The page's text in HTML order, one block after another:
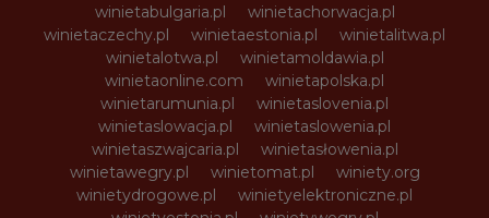
winietabulgaria.pl
winietachorwacja.pl
winietaczechy.pl
winietaestonia.pl
winietalitwa.pl
winietalotwa.pl
winietamoldawia.pl
winietaonline.com
winietapolska.pl
winietarumunia.pl
winietaslovenia.pl
winietaslowacja.pl
winietaslowenia.pl
winietaszwajcaria.pl
winietasłowenia.pl
winietawegry.pl
winietomat.pl
winiety.org
winietydrogowe.pl
winietyelektroniczne.pl